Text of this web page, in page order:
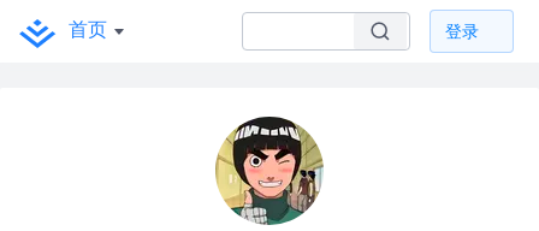
首页 登录